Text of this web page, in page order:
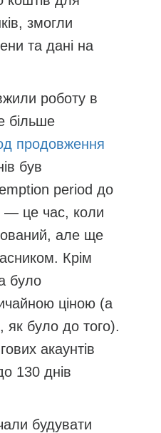
змогли
та дані на
роботу в
більше
продовження
був
period до
— це час, коли
але ще
Крім
було
ціною (а
як було до того).
акаунтів
130 днів
будувати